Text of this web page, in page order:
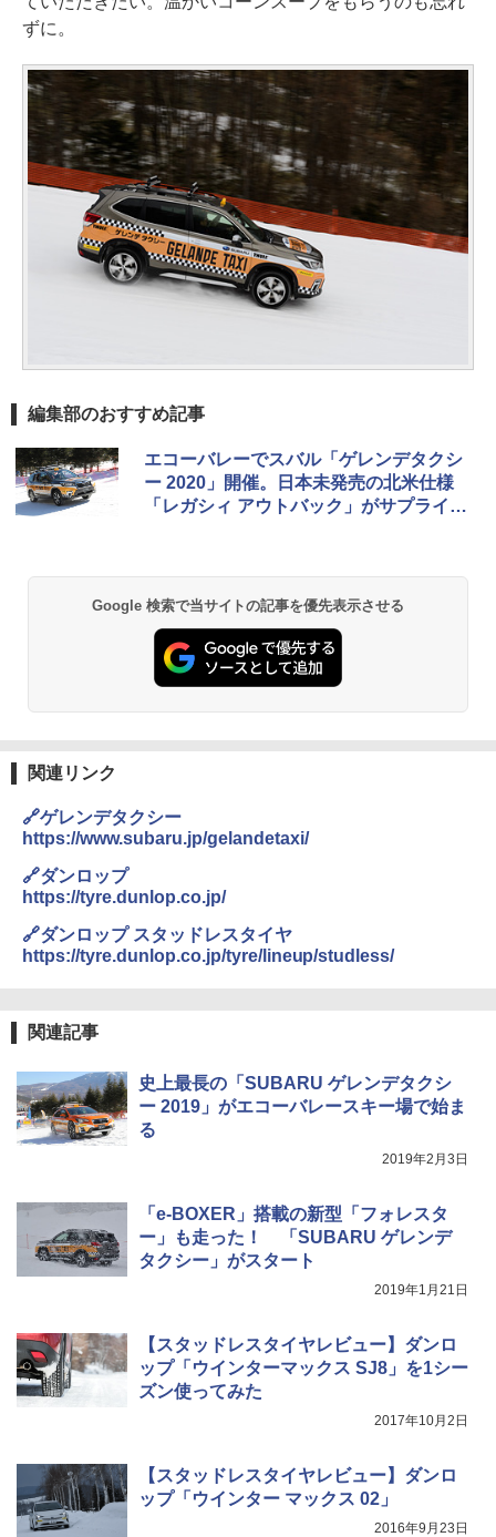
ずに。
編集部のおすすめ記事
エコーバレーでスバル「ゲレンデタクシ
ー 2020」開催。日本未発売の北米仕様
「レガシィ アウトバック」がサプライズ
Google 検索で当サイトの記事を優先表示させる
関連リンク
🔗ゲレンデタクシー
https://www.subaru.jp/gelandetaxi/
🔗ダンロップ
https://tyre.dunlop.co.jp/
🔗ダンロップ スタッドレスタイヤ
https://tyre.dunlop.co.jp/tyre/lineup/studless/
関連記事
史上最長の「SUBARU ゲレンデタクシ
ー 2019」がエコーバレースキー場で始ま
る
2019年2月3日
「e-BOXER」搭載の新型「フォレスタ
ー」も走った！ 「SUBARU ゲレンデ
タクシー」がスタート
2019年1月21日
【スタッドレスタイヤレビュー】ダンロ
ップ「ウインターマックス SJ8」を1シー
ズン使ってみた
2017年10月2日
【スタッドレスタイヤレビュー】ダンロ
ップ「ウインター マックス 02」
2016年9月23日